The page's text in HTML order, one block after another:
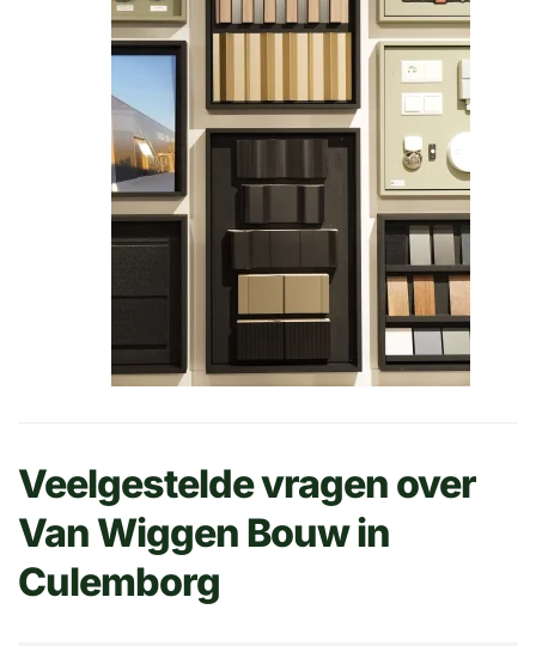
Veelgestelde vragen over
Van Wiggen Bouw in
Culemborg